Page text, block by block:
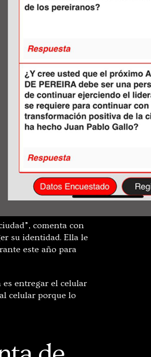
comenta con
su identidad. Ella le
este año para
entregar el celular
celular porque lo